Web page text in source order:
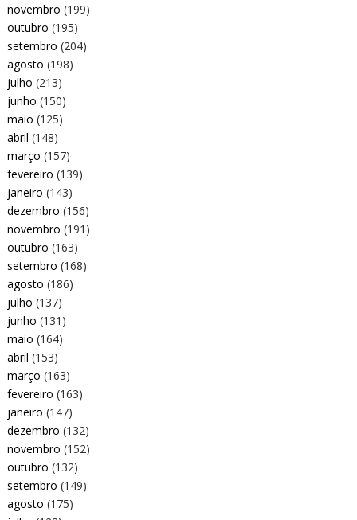
novembro (199)
outubro (195)
setembro (204)
agosto (198)
julho (213)
junho (150)
maio (125)
abril (148)
março (157)
fevereiro (139)
janeiro (143)
dezembro (156)
novembro (191)
outubro (163)
setembro (168)
agosto (186)
julho (137)
junho (131)
maio (164)
abril (153)
março (163)
fevereiro (163)
janeiro (147)
dezembro (132)
novembro (152)
outubro (132)
setembro (149)
agosto (175)